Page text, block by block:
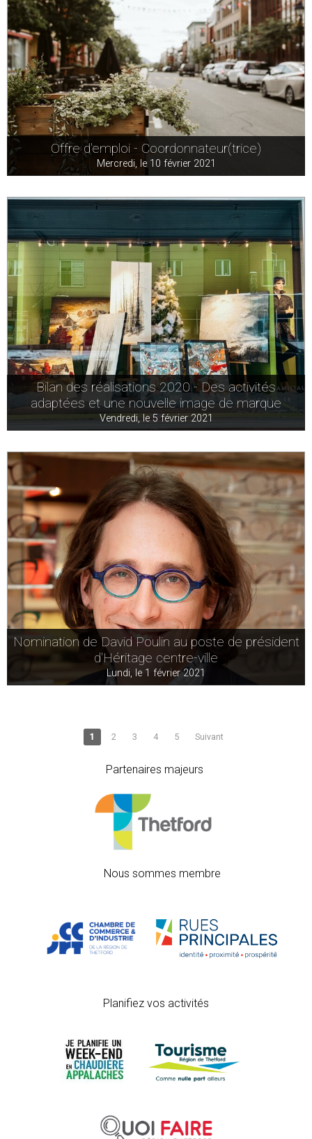
Offre d'emploi - Coordonnateur(trice)
Mercredi, le 10 février 2021
Bilan des réalisations 2020 - Des activités
adaptées et une nouvelle image de marque
Vendredi, le 5 février 2021
Nomination de David Poulin au poste de président
d'Héritage centre-ville
Lundi, le 1 février 2021
1 2 3 4 5 Suivant
Partenaires majeurs
Nous sommes membre
Planifiez vos activités